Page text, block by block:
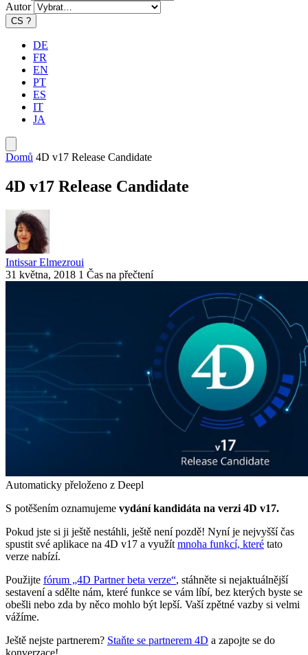
Autor
CS ?
DE
FR
EN
PT
ES
IT
JA
Domů 4D v17 Release Candidate
4D v17 Release Candidate
Intissar Elmezroui
31 května, 2018 1 Čas na přečtení
Automaticky přeloženo z Deepl
S potěšením oznamujeme vydání kandidáta na verzi 4D v17.
Pokud jste si ji ještě nestáhli, ještě není pozdě! Nyní je nejvyšší čas
spustit své aplikace na 4D v17 a využít mnoha funkcí, které tato
verze nabízí.
Použijte fórum „4D Partner beta verze“, stáhněte si nejaktuálnější
sestavení a sdělte nám, které funkce se vám líbí, bez kterých byste se
obešli nebo zda by něco mohlo být lepší. Vaší zpětné vazby si velmi
vážíme.
Ještě nejste partnerem? Staňte se partnerem 4D a zapojte se do
konverzace!